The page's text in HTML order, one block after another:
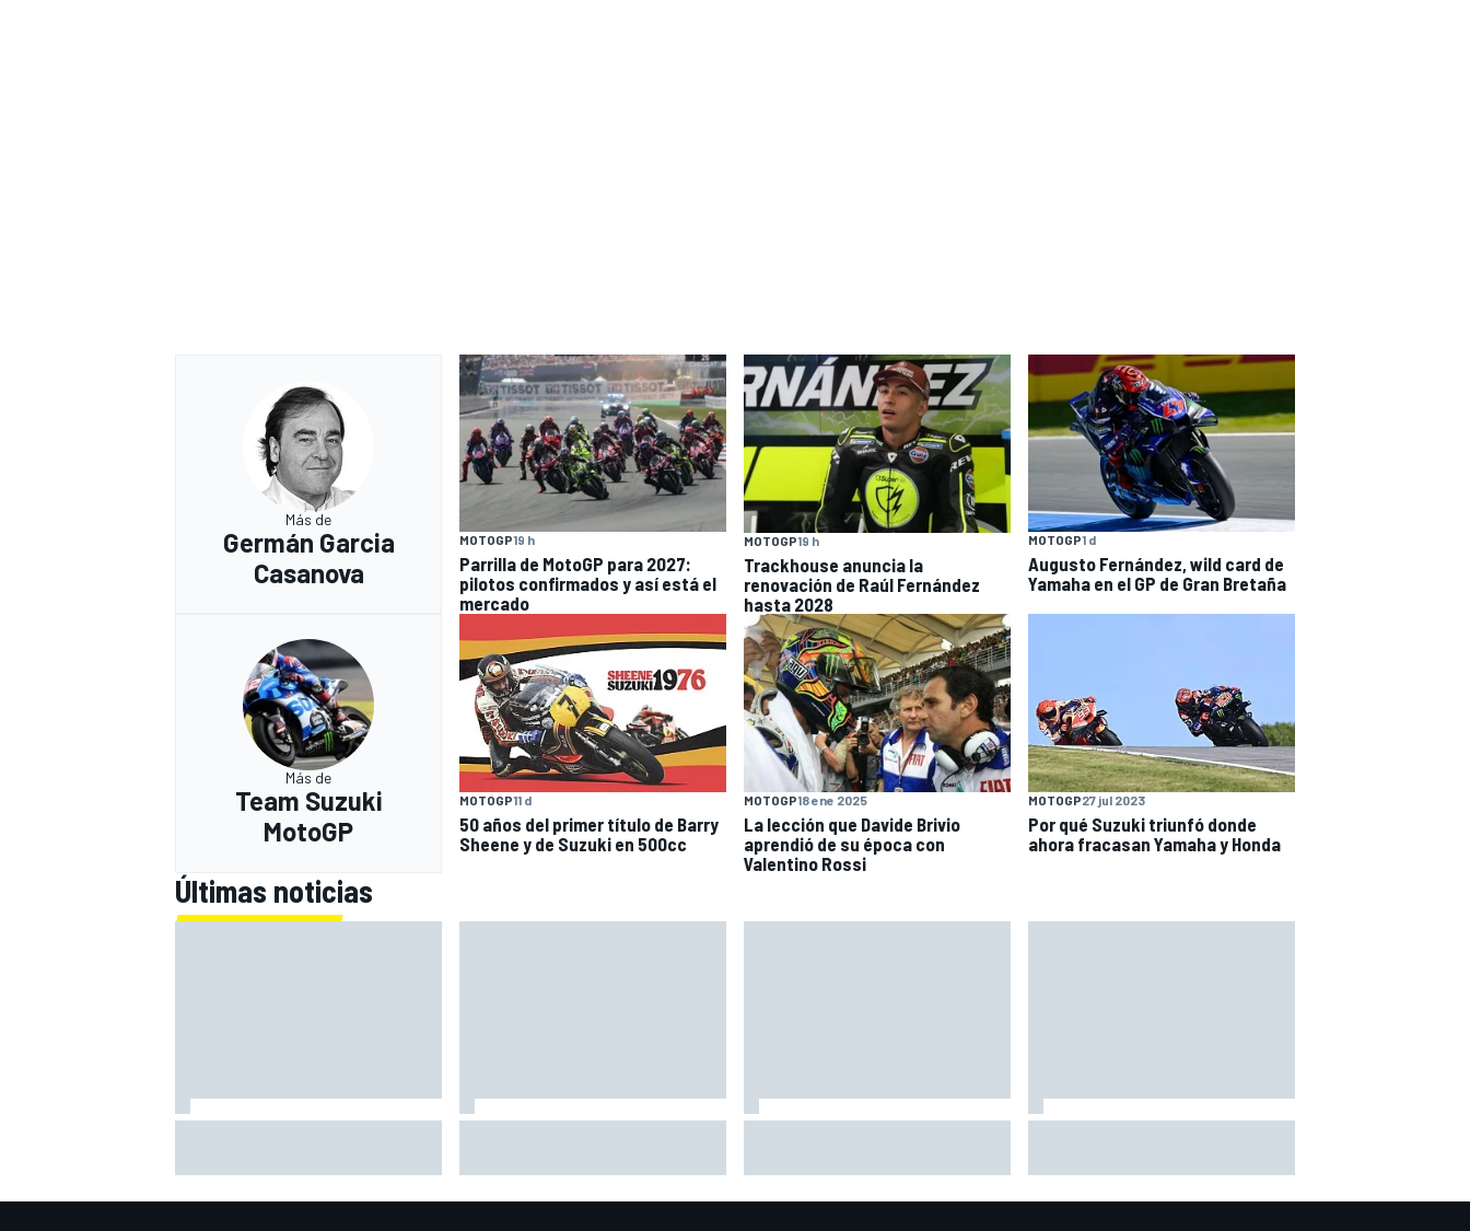
Más de
Germán Garcia
Casanova
MOTOGP19 h
Parrilla de MotoGP para 2027:
pilotos confirmados y así está el
mercado
MOTOGP19 h
Trackhouse anuncia la
renovación de Raúl Fernández
hasta 2028
MOTOGP1 d
Augusto Fernández, wild card de
Yamaha en el GP de Gran Bretaña
Más de
Team Suzuki
MotoGP
MOTOGP11 d
50 años del primer título de Barry
Sheene y de Suzuki en 500cc
MOTOGP18 ene 2025
La lección que Davide Brivio
aprendió de su época con
Valentino Rossi
MOTOGP27 jul 2023
Por qué Suzuki triunfó donde
ahora fracasan Yamaha y Honda
Últimas noticias
no escuche esto"
10"
darle a Verstappen un coche